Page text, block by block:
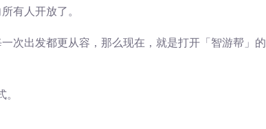
有人开放了。
次出发都更从容，那么现在，就是打开「智游帮」的